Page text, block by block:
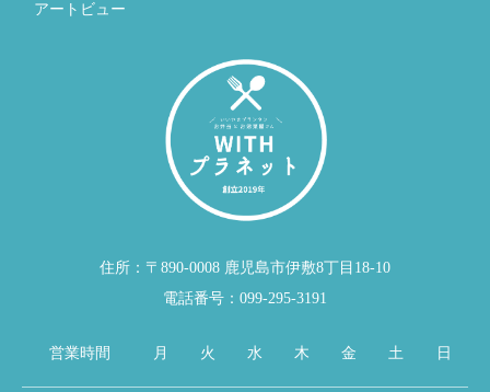
アートビュー
住所：〒890-0008 鹿児島市伊敷8丁目18-10
電話番号：099-295-3191
営業時間 月 火 水 木 金 土 日